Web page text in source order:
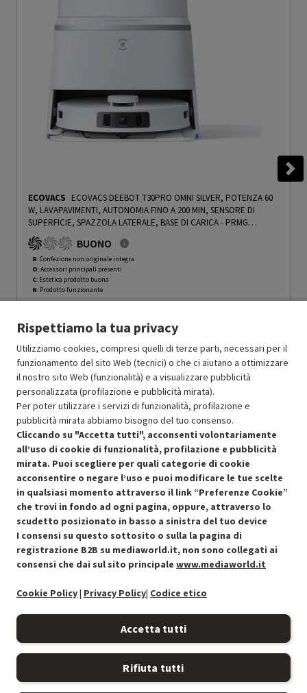
ECOVACS ECOVACS DEEBOT T30PRO OMNI SILVER, POTENZA 60
W, LAVAPAVIMENTI, AUTONOMIA FINO A 200 MIN, SENSORE DI
SUPERFICIE, SPAZZOLA LATERALE, BASE DI CARICA - PRMG
GRADING ROCN - 15%
BUONO
R: Confezione non originale integra
O: Accessori principali presenti
C: Estetica prodotto buona
N: Prodotto funzionante
Ricondizionato Prezzo ridotto da
849.15a-50%
In Promozione 424.57
Aggiungi al carrello
SCONTO RICONDIZIONATI
Approfitta dello sconto del 50% sul prodotto ricondizionato.
Condizioni generali di vendita Recedere dal contratto qui
Rispettiamo la tua privacy
Utilizziamo cookies, compresi quelli di terze parti, necessari per il
funzionamento del sito Web (tecnici) o che ci aiutano a ottimizzare
il nostro sito Web (funzionalità) e a visualizzare pubblicità
personalizzata (profilazione e pubblicità mirata).
Per poter utilizzare i servizi di funzionalità, profilazione e
pubblicità mirata abbiamo bisogno del tuo consenso.
Cliccando su "Accetta tutti", acconsenti volontariamente
all’uso di cookie di funzionalità, profilazione e pubblicità
mirata. Puoi scegliere per quali categorie di cookie
acconsentire o negare l’uso e puoi modificare le tue scelte
in qualsiasi momento attraverso il link “Preferenze Cookie”
che trovi in fondo ad ogni pagina, oppure, attraverso lo
scudetto posizionato in basso a sinistra del tuo device
I consensi su questo sottosito o sulla la pagina di
registrazione B2B su mediaworld.it, non sono collegati ai
consensi che dai sul sito principale www.mediaworld.it
Cookie Policy| Privacy Policy| Codice etico
Accetta tutti
Rifiuta tutti